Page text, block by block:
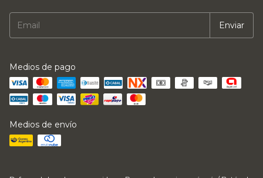
Medios de pago
Medios de envío